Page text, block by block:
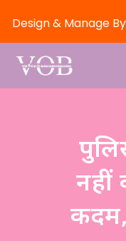
नहीं
कदम,
Design & Manage